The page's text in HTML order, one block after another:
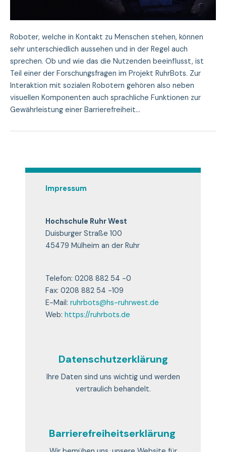
Roboter, welche in Kontakt zu Menschen stehen, können
sehr unterschiedlich aussehen und in der Regel auch
sprechen. Ob und wie das die Nutzenden beeinflusst, ist
Teil einer der Forschungsfragen im Projekt RuhrBots. Zur
Interaktion mit sozialen Robotern gehören also neben
visuellen Komponenten auch sprachliche Funktionen zur
Gewährleistung einer Barrierefreiheit…
Impressum
Hochschule Ruhr West
Duisburger Straße 100
45479 Mülheim an der Ruhr
Telefon: 0208 882 54 -0
Fax: 0208 882 54 -109
E-Mail: ruhrbots@hs-ruhrwest.de
Web: https://ruhrbots.de
Datenschutzerklärung
Ihre Daten sind uns wichtig und werden
vertraulich behandelt.
Barrierefreiheitserklärung